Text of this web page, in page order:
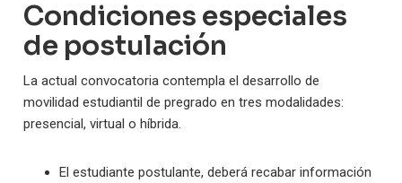
Condiciones especiales
de postulación
La actual convocatoria contempla el desarrollo de
movilidad estudiantil de pregrado en tres modalidades:
presencial, virtual o híbrida.
El estudiante postulante, deberá recabar información